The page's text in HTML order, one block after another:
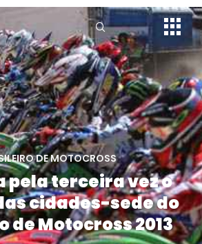
DE MOTOCROSS
pela terceira vez o
cidades-sede do
de Motocross 2013